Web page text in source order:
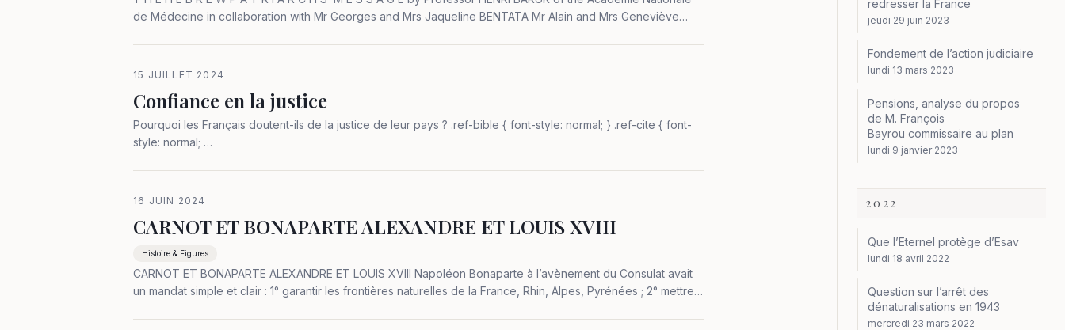
de Médecine in collaboration with Mr Georges and Mrs Jaqueline BENTATA Mr Alain and Mrs Geneviève
15 JUILLET 2024
Confiance en la justice
Pourquoi les Français doutent-ils de la justice de leur pays ? .ref-bible { font-style: normal; } .ref-cite { font-
style: normal; …
16 JUIN 2024
CARNOT ET BONAPARTE ALEXANDRE ET LOUIS XVIII
Histoire & Figures
CARNOT ET BONAPARTE ALEXANDRE ET LOUIS XVIII Napoléon Bonaparte à l’avènement du Consulat avait
un mandat simple et clair : 1° garantir les frontières naturelles de la France, Rhin, Alpes, Pyrénées ; 2° mettre
redresser la France
jeudi 29 juin 2023
Fondement de l’action judiciaire
lundi 13 mars 2023
Pensions, analyse du propos
de M. François
Bayrou commissaire au plan
lundi 9 janvier 2023
2022
Que l’Eternel protège d’Esav
lundi 18 avril 2022
Question sur l’arrêt des
dénaturalisations en 1943
mercredi 23 mars 2022